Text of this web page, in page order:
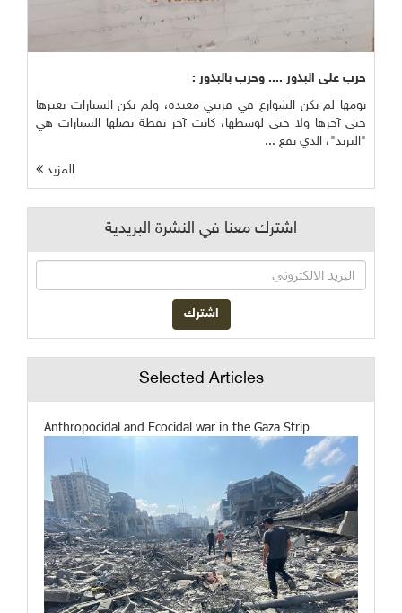
حرب على البذور .... وحرب بالبذور :
يومها لم تكن الشوارع في قريتي معبدة، ولم تكن السيارات تعبرها
حتى آخرها ولا حتى لوسطها، كانت آخر نقطة تصلها السيارات هي
"البريد"، الذي يقع ...
المزيد
اشترك معنا في النشرة البريدية
Selected Articles
Anthropocidal and Ecocidal war in the Gaza Strip